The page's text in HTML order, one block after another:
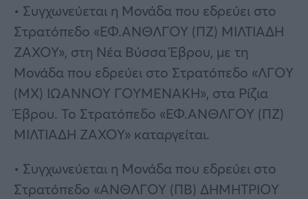
• Συγχωνεύεται η Μονάδα που εδρεύει στο
Στρατόπεδο «ΕΦ.ΑΝΘΛΓΟΥ (ΠΖ) ΜΙΛΤΙΑΔΗ
ΖΑΧΟΥ», στη Νέα Βύσσα Έβρου, με τη
Μονάδα που εδρεύει στο Στρατόπεδο «ΛΓΟΥ
(ΜΧ) ΙΩΑΝΝΟΥ ΓΟΥΜΕΝΑΚΗ», στα Ρίζια
Έβρου. Το Στρατόπεδο «ΕΦ.ΑΝΘΛΓΟΥ (ΠΖ)
ΜΙΛΤΙΑΔΗ ΖΑΧΟΥ» καταργείται.
• Συγχωνεύεται η Μονάδα που εδρεύει στο
Στρατόπεδο «ΑΝΘΛΓΟΥ (ΠΒ) ΔΗΜΗΤΡΙΟΥ